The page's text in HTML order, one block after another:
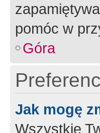
pomóc w
Góra
Jak mogę
Wszystkie